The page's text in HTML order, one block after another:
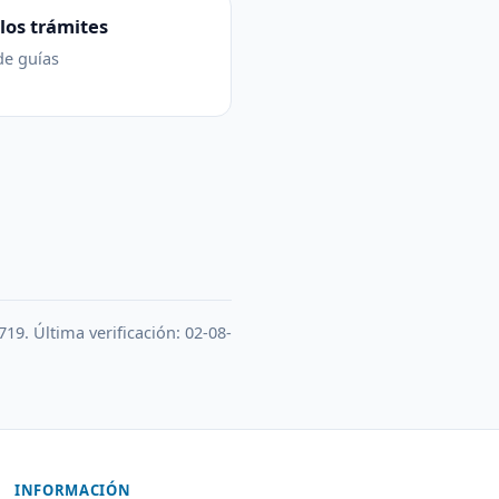
trámites
guías
Última verificación: 02-08-
INFORMACIÓN